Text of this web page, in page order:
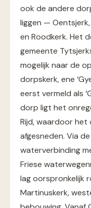
ook de andere
liggen —
en Roodkerk. Het
gemeente
mogelijk naar de
dorpskerk, ene
eerst vermeld als
dorp ligt het
Rijd, waardoor het
afgesneden. Via
waterverbinding
Friese
lag oorspronkelijk
Martinuskerk,